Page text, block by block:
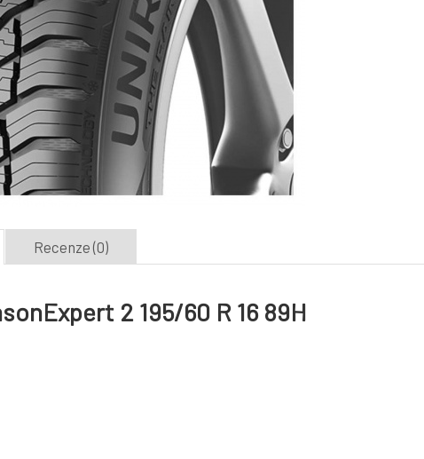
Recenze (0)
2 195/60 R 16 89H